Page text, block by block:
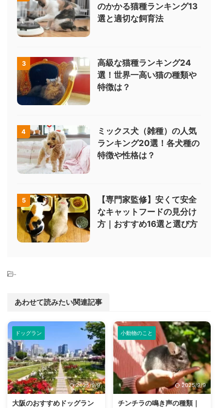
のかかる猫種ランキング13
選と適切な飼育法
3
高級な猫種ランキング24
選！世界一高い猫の種類や
特徴は？
4
ミックス犬（雑種）の人気
ランキング20選！各犬種の
特徴や性格は？
5
【専門家監修】安くて安全
なキャットフードの見分け
方｜おすすめ16選と選び方
-
あわせて読みたい関連記事
ドッグラン
2025/9/9
大阪のおすすめドッグラン
小動物のこと
2025/9/9
チンチラの鳴き声の種類｜